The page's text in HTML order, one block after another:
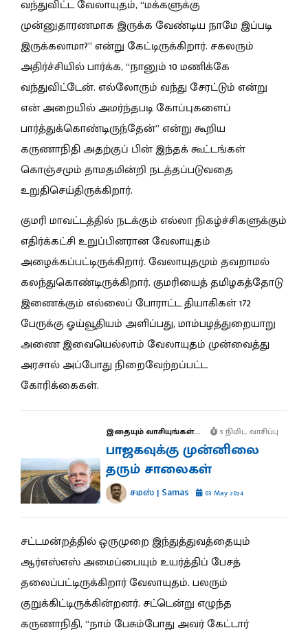
வந்துவிட்ட வேலாயுதம், “மக்களுக்கு
முன்னுதாரணமாக இருக்க வேண்டிய நாமே இப்படி
இருக்கலாமா?” என்று கேட்டிருக்கிறார். சகலரும்
அதிர்ச்சியில் பார்க்க, “நானும் 10 மணிக்கே
வந்துவிட்டேன். எல்லோரும் வந்து சேரட்டும் என்று
என் அறையில் அமர்ந்தபடி கோப்புகளைப்
பார்த்துக்கொண்டிருந்தேன்” என்று கூறிய
கருணாநிதி அதற்குப் பின் இந்தக் கூட்டங்கள்
கொஞ்சமும் தாமதமின்றி நடத்தப்படுவதை
உறுதிசெய்திருக்கிறார்.
குமரி மாவட்டத்தில் நடக்கும் எல்லா நிகழ்ச்சிகளுக்கும்
எதிர்க்கட்சி உறுப்பினரான வேலாயுதம்
அழைக்கப்பட்டிருக்கிறார். வேலாயுதமும் தவறாமல்
கலந்துகொண்டிருக்கிறார். குமரியைத் தமிழகத்தோடு
இணைக்கும் எல்லைப் போராட்ட தியாகிகள் 172
பேருக்கு ஓய்வூதியம் அளிப்பது, மாம்பழத்துறையாறு
அணை இவையெல்லாம் வேலாயுதம் முன்வைத்து
அரசால் அப்போது நிறைவேற்றப்பட்ட
கோரிக்கைகள்.
இதையும் வாசியுங்கள்... 5 நிமிட வாசிப்பு
பாஜகவுக்கு முன்னிலை
தரும் சாலைகள்
சமஸ் | Samas 03 May 2024
சட்டமன்றத்தில் ஒருமுறை இந்துத்துவத்தையும்
ஆர்எஸ்எஸ் அமைப்பையும் உயர்த்திப் பேசத்
தலைப்பட்டிருக்கிறார் வேலாயுதம். பலரும்
குறுக்கிட்டிருக்கின்றனர். சட்டென்று எழுந்த
கருணாநிதி, “நாம் பேசும்போது அவர் கேட்டார்